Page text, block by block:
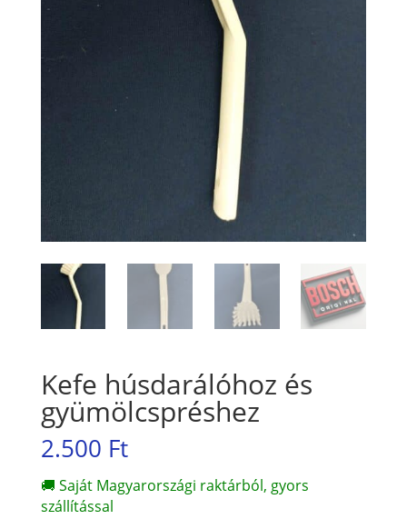
Kefe húsdarálóhoz és
gyümölcspréshez
2.500 Ft
🚚 Saját Magyarországi raktárból, gyors
szállítással